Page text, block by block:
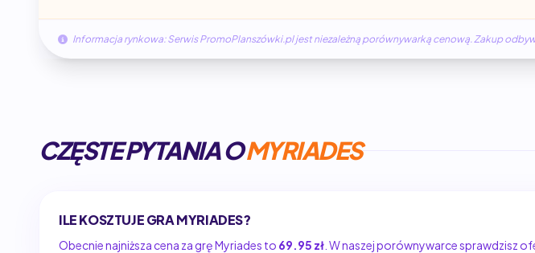
Informacja rynkowa: Serwis PromoPlanszówki.pl jest niezależną porównywarką cenową. Zakup
CZĘSTE PYTANIA OMYRIADES
ILE KOSZTUJE GRA MYRIADES?
Obecnie najniższa cena za grę Myriades to 69.95 zł . W naszej porównywarce sprawdzisz